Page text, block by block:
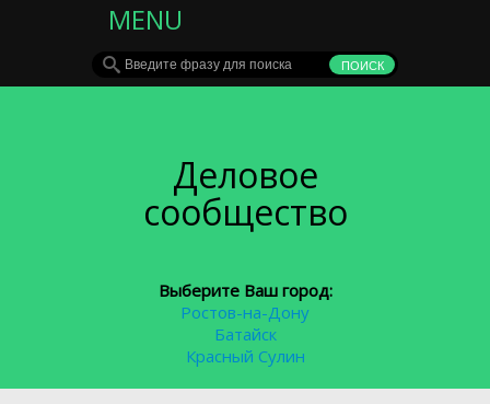
MENU
Деловое
сообщество
Выберите Ваш город:
Ростов-на-Дону
Батайск
Красный Сулин